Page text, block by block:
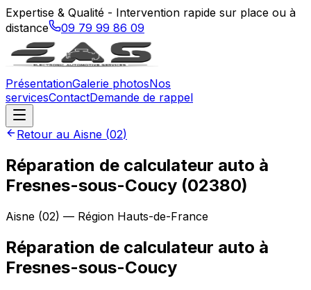
Expertise & Qualité - Intervention rapide sur place ou à
distance
09 79 99 86 09
PrésentationGalerie photosNos
servicesContactDemande de rappel
Retour au Aisne (02)
Réparation de calculateur auto à
Fresnes-sous-Coucy (02380)
Aisne (02) — Région Hauts-de-France
Réparation de calculateur auto à
Fresnes-sous-Coucy